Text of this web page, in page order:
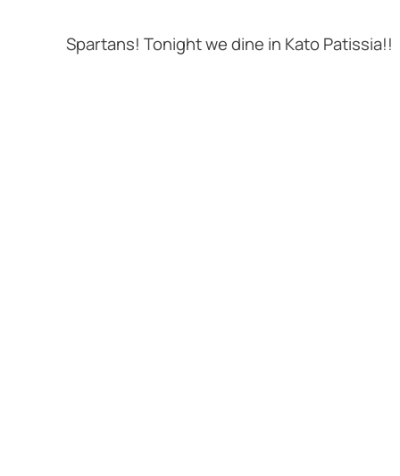
Spartans! Tonight we dine in Kato Patissia!!